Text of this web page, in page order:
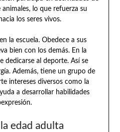
lo que refuerza su
los seres vivos.
la escuela. Obedece a sus
bien con los demás. En la
dedicarse al deporte. Así se
Además, tiene un grupo de
intereses diversos como la
a desarrollar habilidades
edad adulta